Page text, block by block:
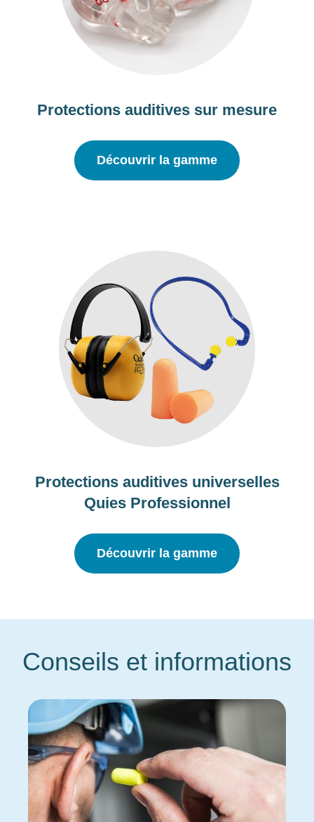
Protections auditives sur mesure
Découvrir la gamme
Protections auditives universelles
Quies Professionnel
Découvrir la gamme
Conseils et informations